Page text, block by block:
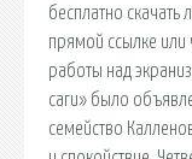
бесплатно
прямой ссылке или
работы над
саги» было
семейство